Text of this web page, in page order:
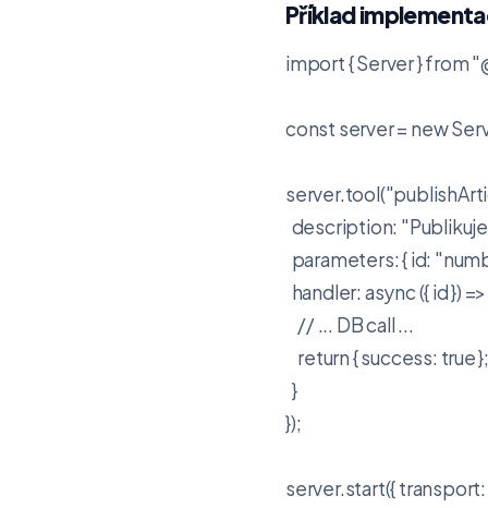
Příklad
import { Server } from
const server = new
description:
parameters: { id:
handler: async ({ id }) =>
    // ... DB call ...
return { success: true
  }
});
server.start({